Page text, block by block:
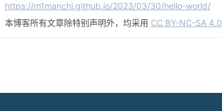
https://m1manchi.github.io/2023/03/30/hello-world/
本博客所有文章除特别声明外，均采用 CC BY-NC-SA 4.0